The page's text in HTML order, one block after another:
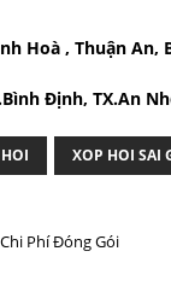
Hoà , Thuận An,
Định, TX.An
XOP HOI SAI
Phí Đóng Gói